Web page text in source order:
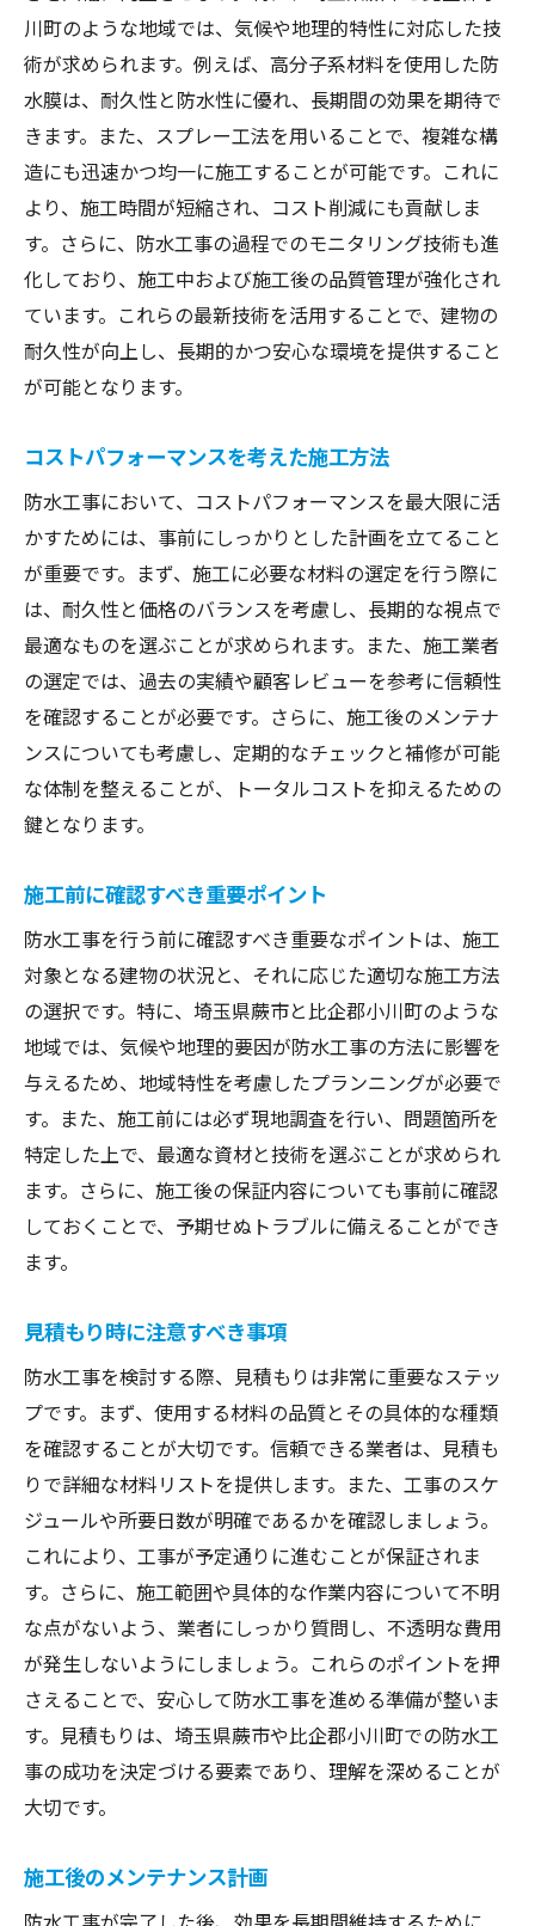
川町のような地域では、気候や地理的特性に対応した技
術が求められます。例えば、高分子系材料を使用した防
水膜は、耐久性と防水性に優れ、長期間の効果を期待で
きます。また、スプレー工法を用いることで、複雑な構
造にも迅速かつ均一に施工することが可能です。これに
より、施工時間が短縮され、コスト削減にも貢献しま
す。さらに、防水工事の過程でのモニタリング技術も進
化しており、施工中および施工後の品質管理が強化され
ています。これらの最新技術を活用することで、建物の
耐久性が向上し、長期的かつ安心な環境を提供すること
が可能となります。
コストパフォーマンスを考えた施工方法
防水工事において、コストパフォーマンスを最大限に活
かすためには、事前にしっかりとした計画を立てること
が重要です。まず、施工に必要な材料の選定を行う際に
は、耐久性と価格のバランスを考慮し、長期的な視点で
最適なものを選ぶことが求められます。また、施工業者
の選定では、過去の実績や顧客レビューを参考に信頼性
を確認することが必要です。さらに、施工後のメンテナ
ンスについても考慮し、定期的なチェックと補修が可能
な体制を整えることが、トータルコストを抑えるための
鍵となります。
施工前に確認すべき重要ポイント
防水工事を行う前に確認すべき重要なポイントは、施工
対象となる建物の状況と、それに応じた適切な施工方法
の選択です。特に、埼玉県蕨市と比企郡小川町のような
地域では、気候や地理的要因が防水工事の方法に影響を
与えるため、地域特性を考慮したプランニングが必要で
す。また、施工前には必ず現地調査を行い、問題箇所を
特定した上で、最適な資材と技術を選ぶことが求められ
ます。さらに、施工後の保証内容についても事前に確認
しておくことで、予期せぬトラブルに備えることができ
ます。
見積もり時に注意すべき事項
防水工事を検討する際、見積もりは非常に重要なステッ
プです。まず、使用する材料の品質とその具体的な種類
を確認することが大切です。信頼できる業者は、見積も
りで詳細な材料リストを提供します。また、工事のスケ
ジュールや所要日数が明確であるかを確認しましょう。
これにより、工事が予定通りに進むことが保証されま
す。さらに、施工範囲や具体的な作業内容について不明
な点がないよう、業者にしっかり質問し、不透明な費用
が発生しないようにしましょう。これらのポイントを押
さえることで、安心して防水工事を進める準備が整いま
す。見積もりは、埼玉県蕨市や比企郡小川町での防水工
事の成功を決定づける要素であり、理解を深めることが
大切です。
施工後のメンテナンス計画